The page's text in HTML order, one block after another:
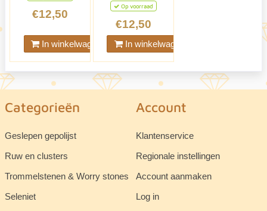
€12,50
In winkelwagen
Op voorraad
€12,50
In winkelwagen
Categorieën
Geslepen gepolijst
Ruw en clusters
Trommelstenen & Worry stones
Seleniet
Account
Klantenservice
Regionale instellingen
Account aanmaken
Log in